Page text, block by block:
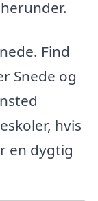
Find
Snede og
hvis
en dygtig